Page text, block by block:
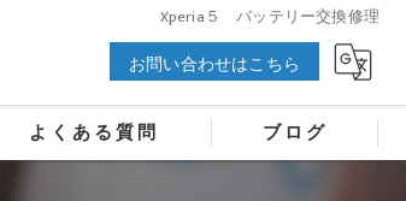
Xperia５ バッテリー交換修理
お問い合わせはこちら
よくある質問 ブログ